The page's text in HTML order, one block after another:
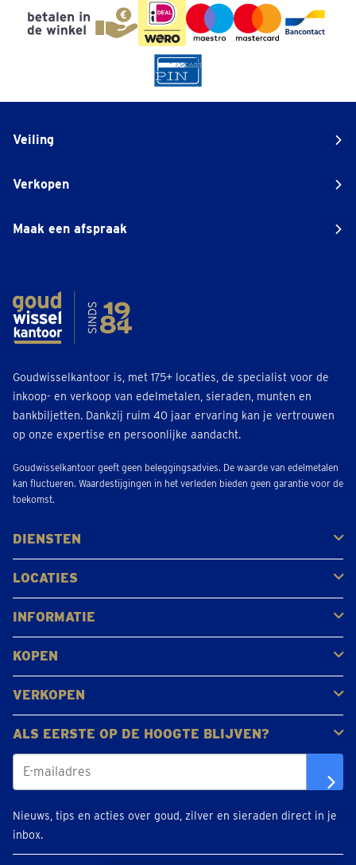
Veiling
Verkopen
Maak een afspraak
Goudwisselkantoor is, met 175+ locaties, de specialist voor de
inkoop- en verkoop van edelmetalen, sieraden, munten en
bankbiljetten. Dankzij ruim 40 jaar ervaring kan je vertrouwen
op onze expertise en persoonlijke aandacht.
Goudwisselkantoor geeft geen beleggingsadvies. De waarde van edelmetalen
kan fluctueren. Waardestijgingen in het verleden bieden geen garantie voor de
toekomst.
DIENSTEN
Kopen
Verkopen
Veilen
LOCATIES
Antwerpen
Brugge
Kapellen
Leuven
Mol
Schilde
Sint-Niklaas
Bekijk alle locaties
INFORMATIE
Veelgestelde vragen
Klantbeoordelingen
KOPEN
Goud kopen
Platina en palladium kopen
Zilver kopen
VERKOPEN
Gouden juwelen
Gouden munten
Gouden staven
ALS EERSTE OP DE HOOGTE BLIJVEN?
Nieuws, tips en acties over goud, zilver en sieraden direct in je
inbox.